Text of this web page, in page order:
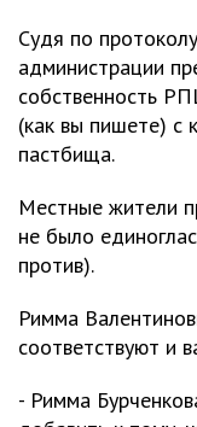
Судя по
администрации
собственность
(как вы пишете) с
пастбища.
Местные жители
не было
против).
Римма
соответствуют и
- Римма